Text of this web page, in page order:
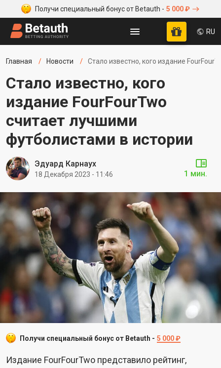
Получи специальный бонус от Betauth - 5 000 ₽
RU
Главная Новости Стало известно, кого издание
Стало известно, кого
издание FourFourTwo
считает лучшими
футболистами в истории
Эдуард Карнаух
18 Декабря 2023 - 11:46 1 мин.
Получи специальный бонус от Betauth - 5 000 ₽
Издание FourFourTwo представило рейтинг,